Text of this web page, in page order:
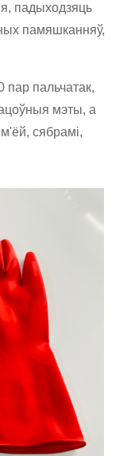
падыходзяць
памяшканняў,
пар пальчатак,
мэты, а
сябрамі,